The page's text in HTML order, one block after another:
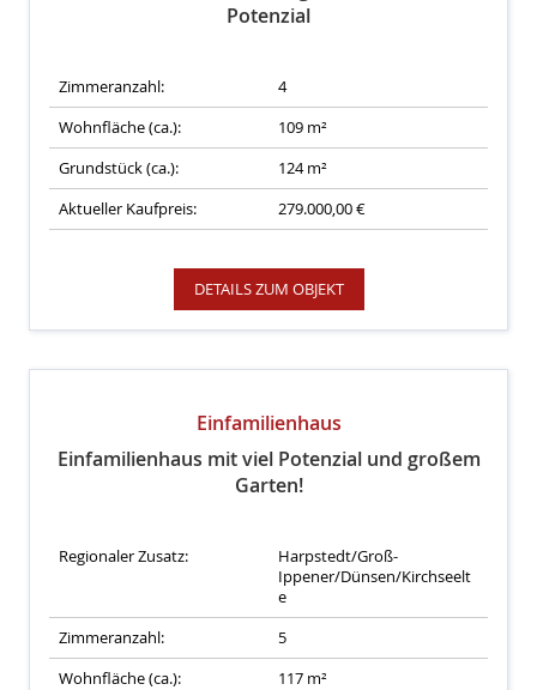
Potenzial
Zimmeranzahl:
4
Wohnfläche (ca.):
109 m²
Grundstück (ca.):
124 m²
Aktueller Kaufpreis:
279.000,00 €
DETAILS ZUM OBJEKT
Einfamilienhaus
Einfamilienhaus mit viel Potenzial und großem
Garten!
Regionaler Zusatz:
Harpstedt/Groß-
Ippener/Dünsen/Kirchseelt
e
Zimmeranzahl:
5
Wohnfläche (ca.):
117 m²